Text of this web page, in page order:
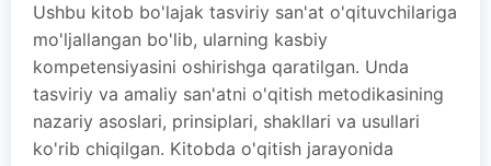
Ushbu kitob bo'lajak tasviriy san'at o'qituvchilariga
mo'ljallangan bo'lib, ularning kasbiy
kompetensiyasini oshirishga qaratilgan. Unda
tasviriy va amaliy san'atni o'qitish metodikasining
nazariy asoslari, prinsiplari, shakllari va usullari
ko'rib chiqilgan. Kitobda o'qitish jarayonida